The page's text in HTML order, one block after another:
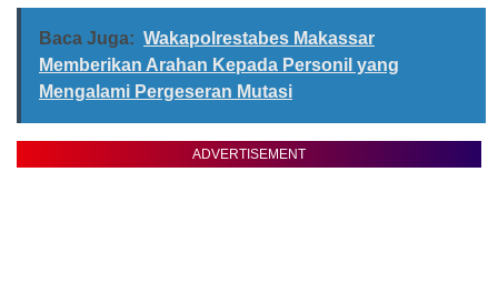
Baca Juga: Wakapolrestabes Makassar
Memberikan Arahan Kepada Personil yang
Mengalami Pergeseran Mutasi
ADVERTISEMENT